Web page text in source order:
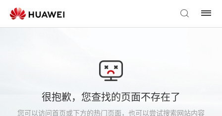
很抱歉，您查找的页面不存在了
您可以访问首页或下方的热门页面，也可以尝试搜索网站内容